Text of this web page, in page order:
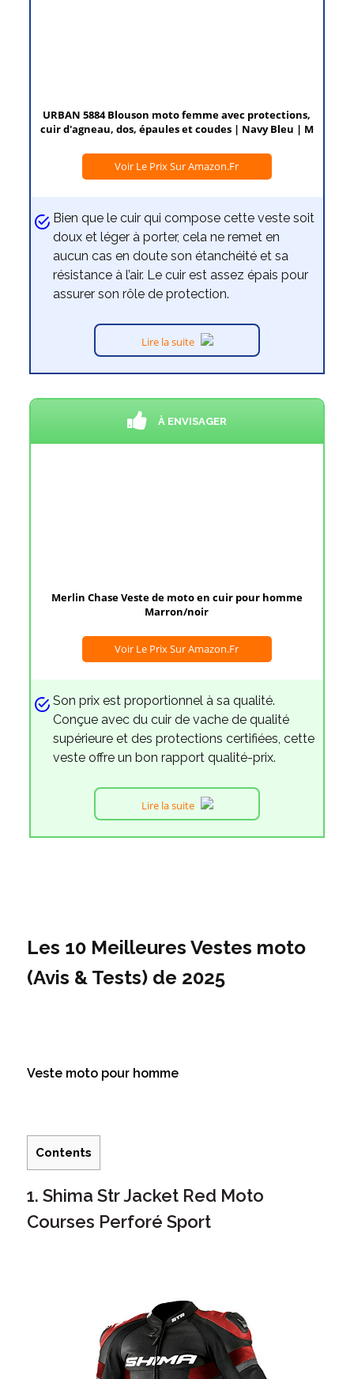
URBAN 5884 Blouson moto femme avec protections,
cuir d'agneau, dos, épaules et coudes | Navy Bleu | M
Voir Le Prix Sur Amazon.fr
Bien que le cuir qui compose cette veste soit
doux et léger à porter, cela ne remet en
aucun cas en doute son étanchéité et sa
résistance à l’air. Le cuir est assez épais pour
assurer son rôle de protection.
Lire la suite
À ENVISAGER
Merlin Chase Veste de moto en cuir pour homme
Marron/noir
Voir Le Prix Sur Amazon.fr
Son prix est proportionnel à sa qualité.
Conçue avec du cuir de vache de qualité
supérieure et des protections certifiées, cette
veste offre un bon rapport qualité-prix.
Lire la suite
Les 10 Meilleures Vestes moto
(Avis & Tests) de 2025
Veste moto pour homme
Contents
1. Shima Str Jacket Red Moto
Courses Perforé Sport